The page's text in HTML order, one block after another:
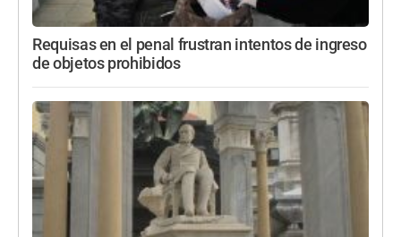
Requisas en el penal frustran intentos de ingreso
de objetos prohibidos